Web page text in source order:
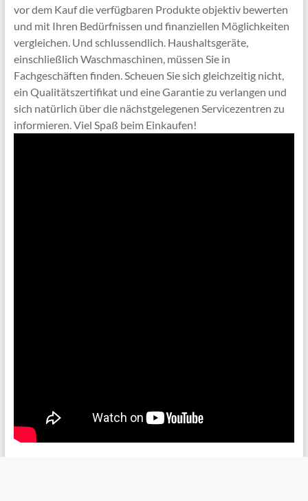
vor dem Kauf die verfügbaren Produkte objektiv bewerten
und mit Ihren Bedürfnissen und finanziellen Möglichkeiten
vergleichen. Und schlussendlich. Haushaltsgeräte,
einschließlich Waschmaschinen, müssen Sie in
Fachgeschäften finden. Scheuen Sie sich gleichzeitig nicht,
ein Qualitätszertifikat und eine Garantie zu verlangen und
sich natürlich über die nächstgelegenen Servicezentren zu
informieren. Viel Spaß beim Einkaufen!